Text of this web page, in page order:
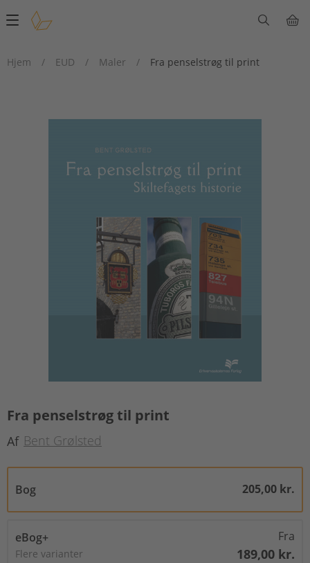
Main
Hjem
/ EUD / Maler / Fra penselstrøg til print
Fra penselstrøg til print
Af Bent Grølsted
Bog 205,00 kr.
eBog+
Flere varianter
Fra
189,00 kr.